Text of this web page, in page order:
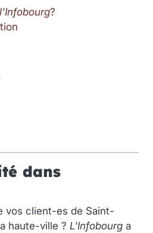
l'Infobourg?
dans
vos client-es de Saint-
haute-ville ? L'Infobourg a